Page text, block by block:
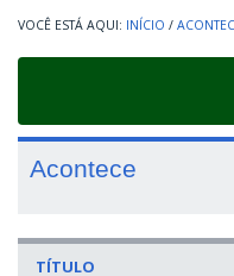
INÍCIO /
Acontece
TÍTULO